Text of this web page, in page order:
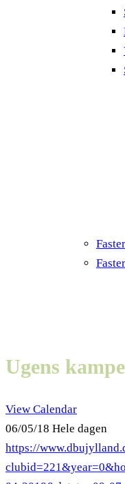
Ugens kampe
View Calendar
06/05/18 Hele dagen
https://